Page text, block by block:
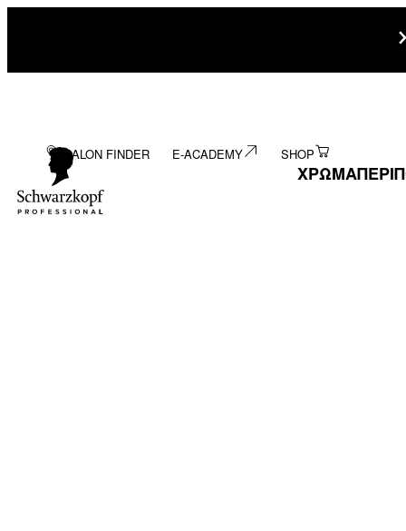
ΧΡΩΜΑ
SALON FINDER E-ACADEMY SHOP